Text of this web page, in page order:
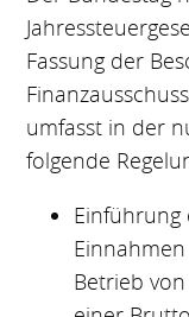
Fassung der
umfasst in der
folgende
Einführung
Betrieb von